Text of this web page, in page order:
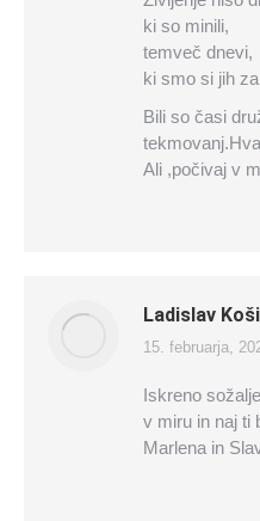
ki so minili,
temveč dnevi,
ki smo si jih
Bili so časi
Ali ,počivaj v
Ladislav
says:
15. februarja,
Iskreno
v miru in naj ti
Marlena in